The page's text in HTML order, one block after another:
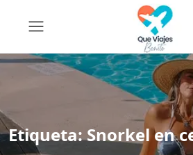
Etiqueta:Snorkel en